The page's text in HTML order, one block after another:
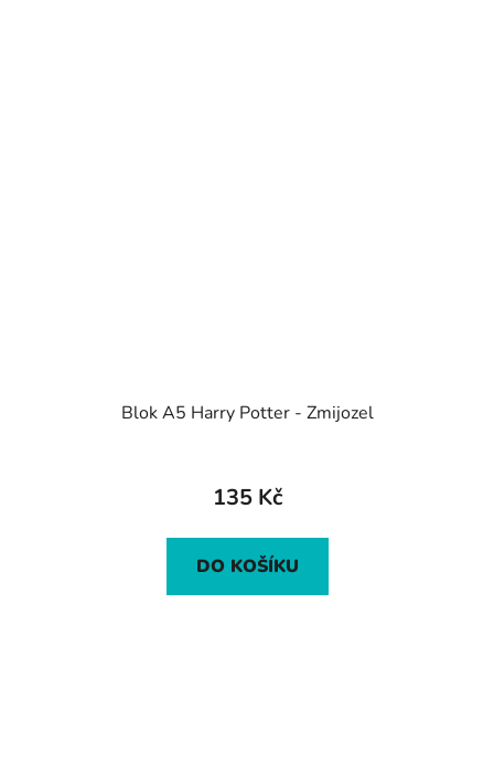
Blok A5 Harry Potter - Zmijozel
135 Kč
DO KOŠÍKU